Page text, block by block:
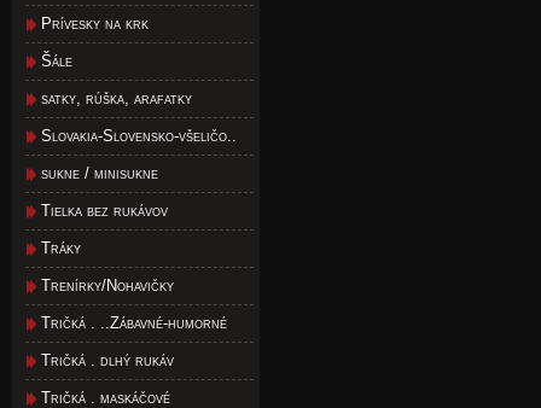
Prívesky na krk
Šále
satky, rúška, arafatky
Slovakia-Slovensko-všeličo..
sukne / minisukne
Tielka bez rukávov
Tráky
Trenírky/Nohavičky
Tričká . ..Zábavné-humorné
Tričká . dlhý rukáv
Tričká . maskáčové